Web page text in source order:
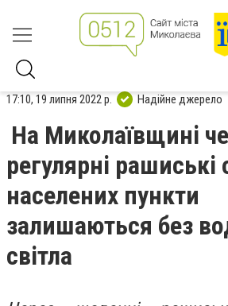
17:10, 19 липня 2022 р. Надійне джерело
На Миколаївщині
регулярні рашиські
населених пункти
залишаються без
світла